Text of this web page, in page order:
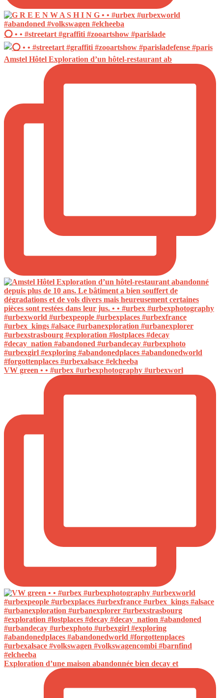
⭕️ • • #streetart #graffiti #zooartshow #parislade
Amstel Hôtel Exploration d’un hôtel-restaurant ab
VW green • • #urbex #urbexphotography #urbexworl
Exploration d’une maison abandonnée bien decay et